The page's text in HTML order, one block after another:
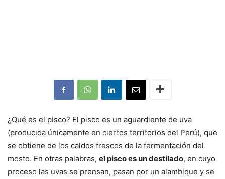
¿Qué es el pisco? El pisco es un aguardiente de uva
(producida únicamente en ciertos territorios del Perú), que
se obtiene de los caldos frescos de la fermentación del
mosto. En otras palabras, el pisco es un destilado, en cuyo
proceso las uvas se prensan, pasan por un alambique y se